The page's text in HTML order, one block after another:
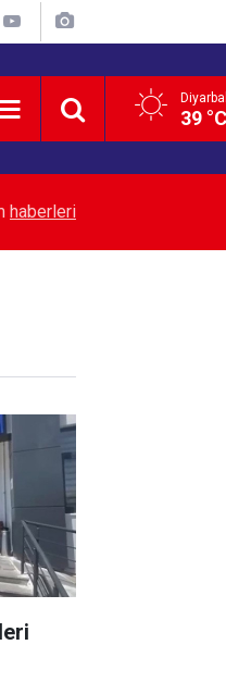
39
şüphelileri yakalandı
haberleri